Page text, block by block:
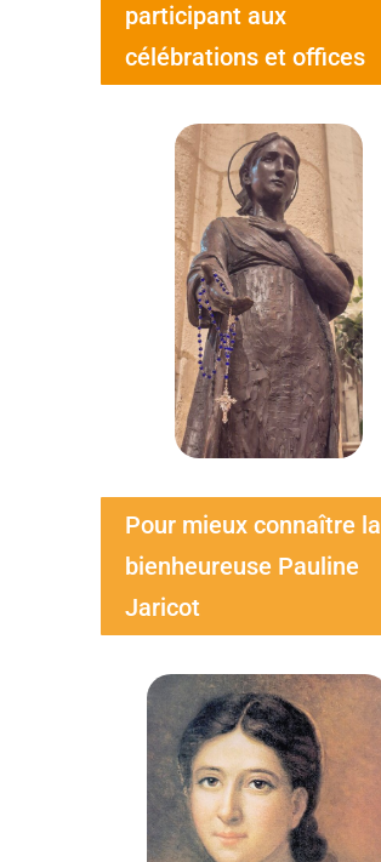
participant aux
célébrations et offices
Pour mieux connaître la
bienheureuse Pauline
Jaricot